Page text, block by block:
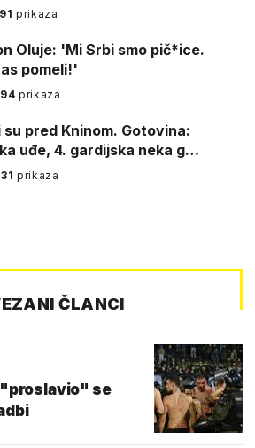
prikaza
Oluje: 'Mi Srbi smo pič*ice.
pomeli!'
prikaza
uđe, 4. gardijska neka g…
prikaza
ČLANCI
se